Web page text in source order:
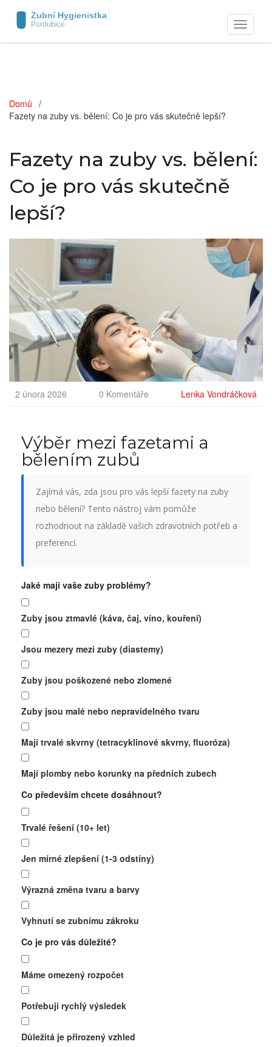
Zobrazit
navigaci
Domů
Fazety na zuby vs. bělení: Co je pro vás skutečně lepší?
Fazety na zuby vs. bělení:
Co je pro vás skutečně
lepší?
2 února 2026 0 Komentáře Lenka Vondráčková
Výběr mezi fazetami a
bělením zubů
Zajímá vás, zda jsou pro vás lepší fazety na zuby
nebo bělení? Tento nástroj vám pomůže
rozhodnout na základě vašich zdravotních potřeb a
preferencí.
Jaké mají vaše zuby problémy?
Zuby jsou ztmavlé (káva, čaj, víno, kouření)
Jsou mezery mezi zuby (diastemy)
Zuby jsou poškozené nebo zlomené
Zuby jsou malé nebo nepravidelného tvaru
Mají trvalé skvrny (tetracyklinové skvrny, fluoróza)
Mají plomby nebo korunky na předních zubech
Co především chcete dosáhnout?
Trvalé řešení (10+ let)
Jen mírné zlepšení (1-3 odstíny)
Výrazná změna tvaru a barvy
Vyhnutí se zubnímu zákroku
Co je pro vás důležité?
Máme omezený rozpočet
Potřebuji rychlý výsledek
Důležitá je přirozený vzhled